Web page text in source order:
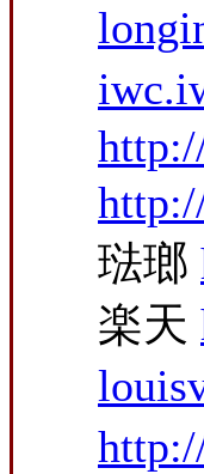
琺瑯
楽天